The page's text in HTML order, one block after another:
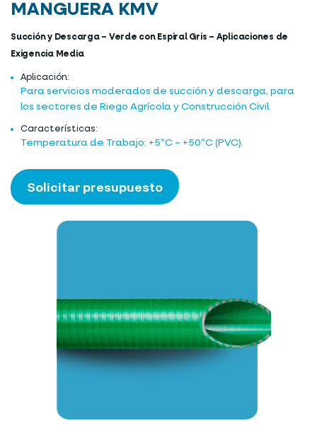
MANGUERA KMV
Succión y Descarga – Verde con Espiral Gris – Aplicaciones de
Exigencia Media
Aplicación:
Para servicios moderados de succión y descarga, para
los sectores de Riego Agrícola y Construcción Civil.
Características:
Temperatura de Trabajo: +5ºC ~ +50ºC (PVC).
Solicitar presupuesto